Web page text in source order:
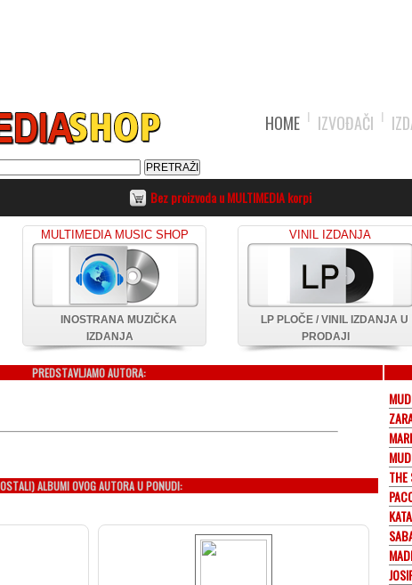
HOME IZVOĐAČI
Bez proizvoda u MULTIMEDIA korpi
MULTIMEDIA MUSIC SHOP
INOSTRANA MUZIČKA
IZDANJA
VINIL IZDANJA
LP PLOČE / VINIL IZDANJA U
PRODAJI
PREDSTAVLJAMO AUTORA:
ALBUMI OVOG AUTORA U PONUDI:
THE